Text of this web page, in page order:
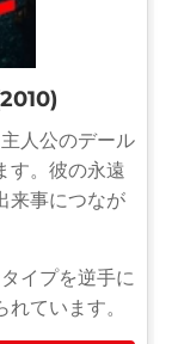
人公のデール
す。彼の永遠
来事につなが
イプを逆手に
ています。